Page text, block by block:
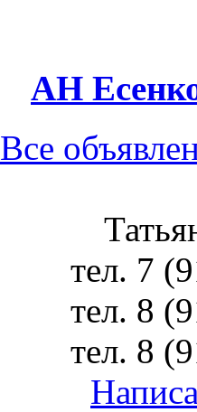
АН
Все
тел. 7
тел. 8
тел. 8